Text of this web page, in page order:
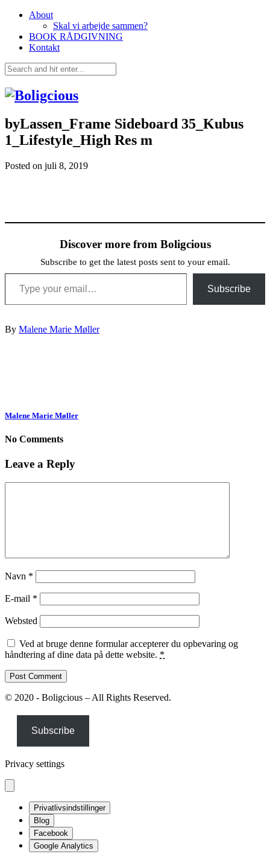
About
Skal vi arbejde sammen?
BOOK RÅDGIVNING
Kontakt
byLassen_Frame Sideboard 35_Kubus
1_Lifestyle_High Res m
Posted on juli 8, 2019
Discover more from Boligcious
Subscribe to get the latest posts sent to your email.
Type your email…
Subscribe
By Malene Marie Møller
Malene Marie Møller
No Comments
Leave a Reply
Navn *
E-mail *
Websted
Ved at bruge denne formular accepterer du opbevaring og
håndtering af dine data på dette website. *
© 2020 - Boligcious – All Rights Reserved.
Subscribe
Privacy settings
Privatlivsindstillinger
Blog
Facebook
Google Analytics